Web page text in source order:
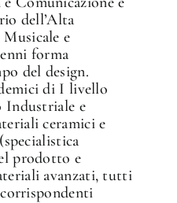
dell’Alta
e
forma
del design.
di I livello
Industriale e
ceramici e
prodotto e
avanzati, tutti